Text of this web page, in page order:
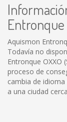
Entronque
Aquismon
Todavía no
Entronque OXXO
proceso de
cambia de
a una ciudad